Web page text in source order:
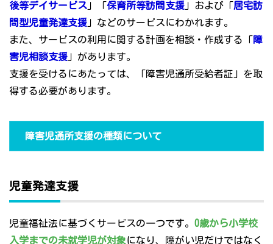
後等デイサービス 」「保育所等訪問支援 」および「居宅訪
問型児童発達支援 」などのサービスにわかれます。
また、サービスの利用に関する計画を相談・作成する「障
害児相談支援 」があります。
支援を受けるにあたっては、「障害児通所受給者証」を取
得する必要があります。
障害児通所支援の種類について
児童発達支援
児童福祉法に基づくサービスの一つです。 0歳から小学校
入学までの未就学児が対象になり、障がい児だけではなく